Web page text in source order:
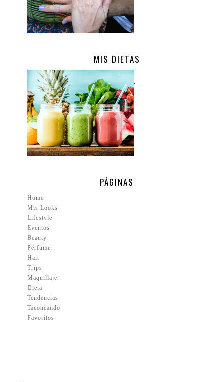
MIS DIETAS
.
PÁGINAS
Home
Mis Looks
Lifestyle
Eventos
Beauty
Perfume
Hair
Trips
Maquillaje
Dieta
Tendencias
Taconeando
Favoritos